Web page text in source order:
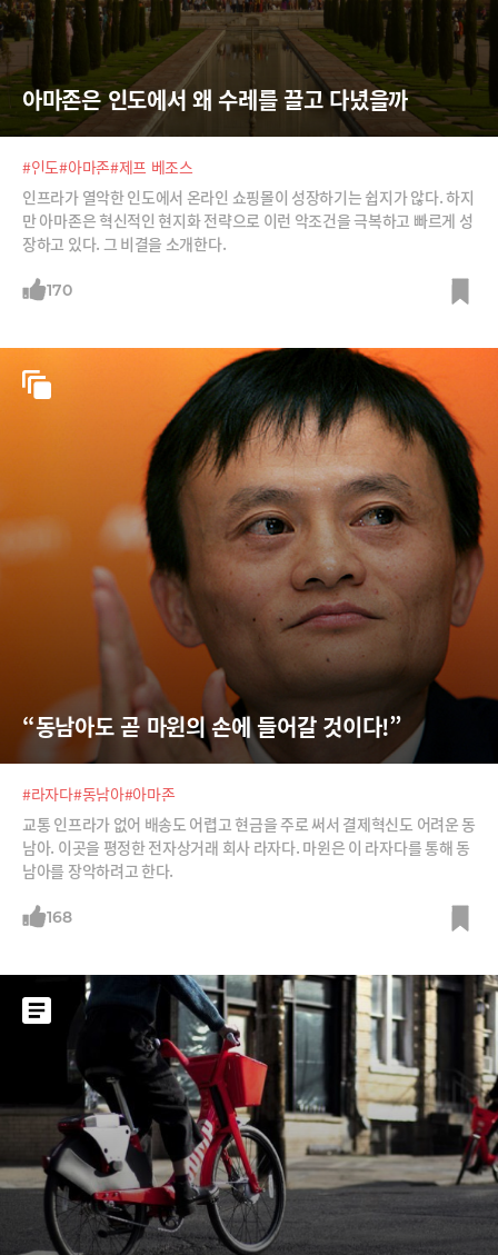
아마존은 인도에서 왜 수레를 끌고 다녔을까
#인도#아마존#제프 베조스
인프라가 열악한 인도에서 온라인 쇼핑몰이 성장하기는 쉽지가 않다. 하지
만 아마존은 혁신적인 현지화 전략으로 이런 악조건을 극복하고 빠르게 성
장하고 있다. 그 비결을 소개한다.
170
“동남아도 곧 마윈의 손에 들어갈 것이다!”
#라자다#동남아#아마존
교통 인프라가 없어 배송도 어렵고 현금을 주로 써서 결제혁신도 어려운 동
남아. 이곳을 평정한 전자상거래 회사 라자다. 마윈은 이 라자다를 통해 동
남아를 장악하려고 한다.
168